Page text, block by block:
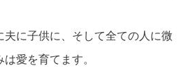
言
夫に子供に、そして全ての人に微
愛を育てます。